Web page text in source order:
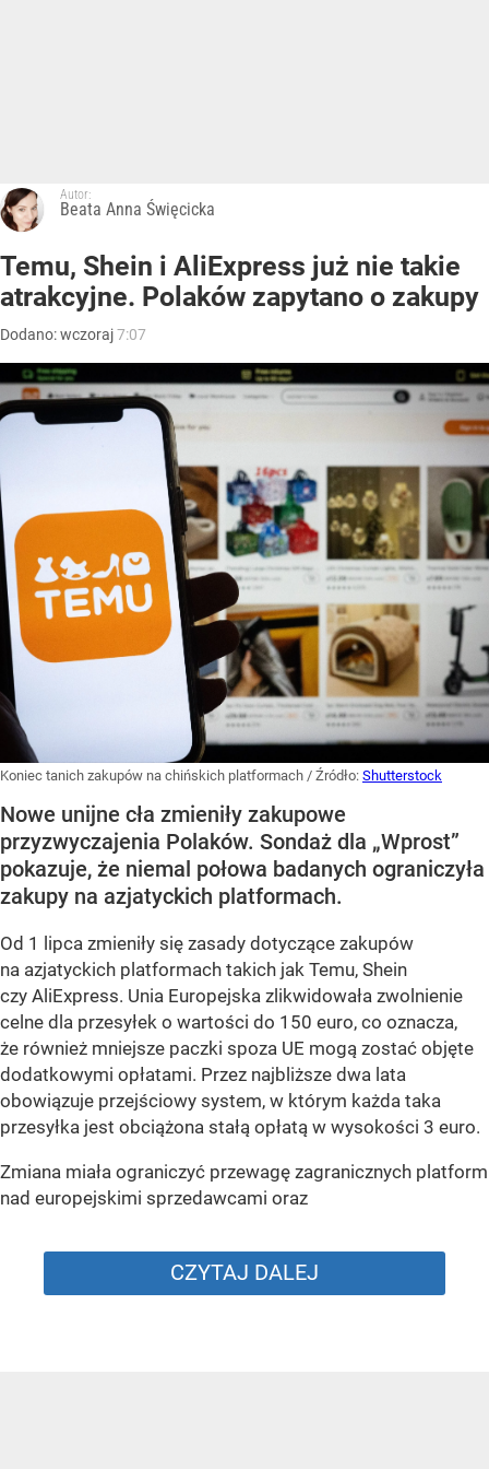
Autor:
Beata Anna Święcicka
Temu, Shein i AliExpress już nie takie
atrakcyjne. Polaków zapytano o zakupy
Dodano:wczoraj7:07
Koniec tanich zakupów na chińskich platformach / Źródło: Shutterstock
Nowe unijne cła zmieniły zakupowe
przyzwyczajenia Polaków. Sondaż dla „Wprost”
pokazuje, że niemal połowa badanych ograniczyła
zakupy na azjatyckich platformach.
Od 1 lipca zmieniły się zasady dotyczące zakupów
na azjatyckich platformach takich jak Temu, Shein
czy AliExpress. Unia Europejska zlikwidowała zwolnienie
celne dla przesyłek o wartości do 150 euro, co oznacza,
że również mniejsze paczki spoza UE mogą zostać objęte
dodatkowymi opłatami. Przez najbliższe dwa lata
obowiązuje przejściowy system, w którym każda taka
przesyłka jest obciążona stałą opłatą w wysokości 3 euro.
Zmiana miała ograniczyć przewagę zagranicznych platform
nad europejskimi sprzedawcami oraz
CZYTAJ DALEJ